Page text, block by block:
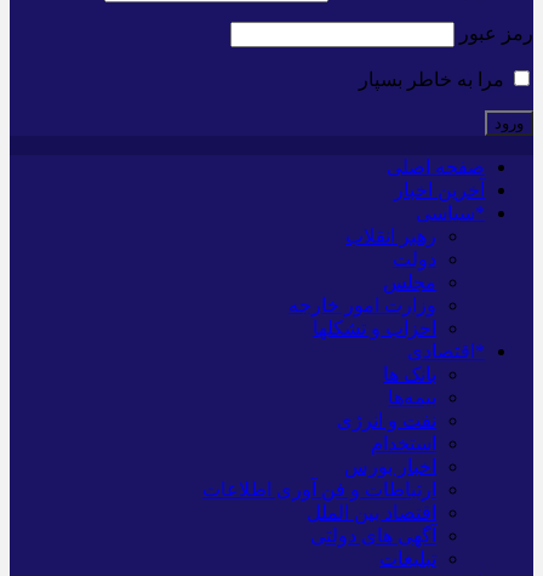
رمز عبور
مرا به خاطر بسپار
صفحه اصلی
آخرین اخبار
*سیاسی
رهبر انقلاب
دولت
مجلس
وزارت امور خارجه
احزاب و تشکلها
*اقتصادی
بانک ها
بیمه‌ها
نفت و انرژی
استخدام
اخبار بورس
ارتباطات و فن آوری اطلاعات
اقتصاد بین الملل
آگهی های دولتی
تبلیغات